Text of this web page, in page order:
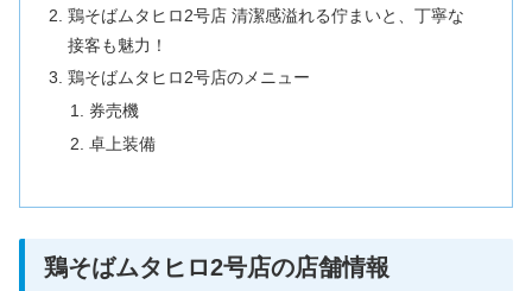
鶏そばムタヒロ2号店 清潔感溢れる佇まいと、丁寧な
接客も魅力！
鶏そばムタヒロ2号店のメニュー
券売機
卓上装備
鶏そばムタヒロ2号店の店舗情報